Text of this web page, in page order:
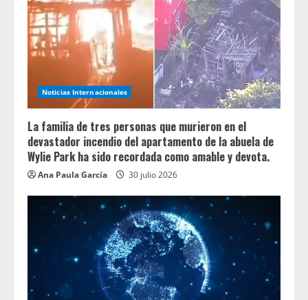
Noticias Internacionales
La familia de tres personas que murieron en el
devastador incendio del apartamento de la abuela de
Wylie Park ha sido recordada como amable y devota.
Ana Paula García 30 julio 2026